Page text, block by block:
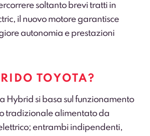
soltanto brevi tratti in
il nuovo motore garantisce
autonomia e prestazioni
TOYOTA?
Hybrid si basa sul funzionamento
tradizionale alimentato da
entrambi indipendenti,